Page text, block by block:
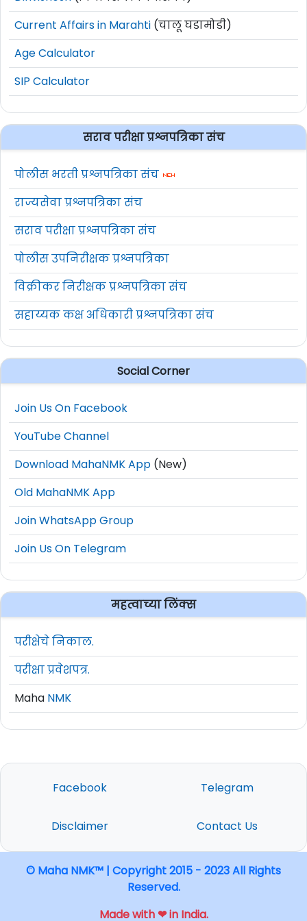
Current Affairs in Marahti (चालू घडामोडी)
Age Calculator
SIP Calculator
सराव परीक्षा प्रश्नपत्रिका संच
पोलीस भरती प्रश्नपत्रिका संच
राज्यसेवा प्रश्नपत्रिका संच
सराव परीक्षा प्रश्नपत्रिका संच
पोलीस उपनिरीक्षक प्रश्नपत्रिका
विक्रीकर निरीक्षक प्रश्नपत्रिका संच
सहाय्यक कक्ष अधिकारी प्रश्नपत्रिका संच
Social Corner
Join Us On Facebook
YouTube Channel
Download MahaNMK App (New)
Old MahaNMK App
Join WhatsApp Group
Join Us On Telegram
महत्वाच्या लिंक्स
परीक्षेचे निकाल.
परीक्षा प्रवेशपत्र.
Maha NMK
Facebook Telegram
Disclaimer Contact Us
© Maha NMK™ | Copyright 2015 - 2023 All Rights
Reserved.
Made with ❤ in India.